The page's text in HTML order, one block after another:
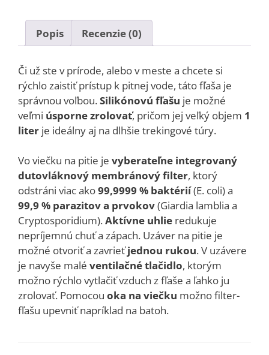
Popis Recenzie (0)
Či už ste v prírode, alebo v meste a chcete si
rýchlo zaistiť prístup k pitnej vode, táto fľaša je
správnou voľbou.Silikónovú fľašu je možné
veľmi úsporne zrolovať, pričom jej veľký objem 1
liter je ideálny aj na dlhšie trekingové túry.
Vo viečku na pitie je vyberateľne integrovaný
dutovláknový membránový filter, ktorý
odstráni viac ako99,9999 % baktérií(E. coli) a
99,9 % parazitov a prvokov(Giardia lamblia a
Cryptosporidium).Aktívne uhlie redukuje
nepríjemnú chuť a zápach. Uzáver na pitie je
možné otvoriť a zavrieťjednou rukou. V uzávere
je navyše malé ventilačné tlačidlo, ktorým
možno rýchlo vytlačiť vzduch z fľaše a ľahko ju
zrolovať. Pomocou oka na viečku možno filter-
fľašu upevniť napríklad na batoh.